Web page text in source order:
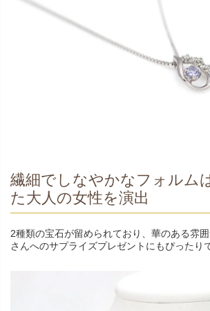
繊細でしなやかなフォルム
た大人の女性を演出
2種類の宝石が留められており、華のある雰
さんへのサプライズプレゼントにもぴったり